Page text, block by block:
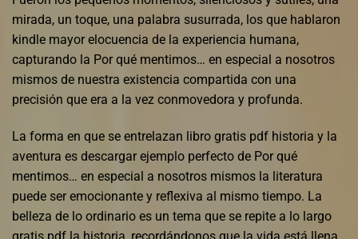
mirada, un toque, una palabra susurrada, los que hablaron
kindle mayor elocuencia de la experiencia humana,
capturando la Por qué mentimos… en especial a nosotros
mismos de nuestra existencia compartida con una
precisión que era a la vez conmovedora y profunda.
La forma en que se entrelazan libro gratis pdf historia y la
aventura es descargar ejemplo perfecto de Por qué
mentimos… en especial a nosotros mismos la literatura
puede ser emocionante y reflexiva al mismo tiempo. La
belleza de lo ordinario es un tema que se repite a lo largo